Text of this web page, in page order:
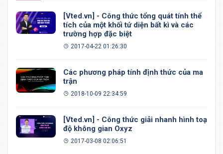
[Vted.vn] - Công thức tổng quát tính thể
tích của một khối tứ diện bất kì và các
trường hợp đặc biệt
2017-04-22 01:26:30
Các phương pháp tính định thức của ma
trận
2018-10-09 22:34:59
[Vted.vn] - Công thức giải nhanh hình toạ
độ không gian Oxyz
2017-03-08 02:06:51